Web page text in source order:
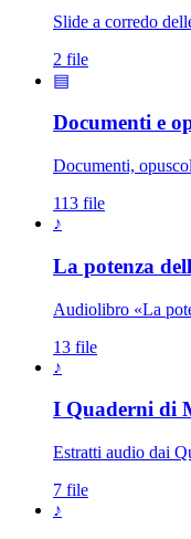
Slide a corredo
2 file
▤
Documenti e
Documenti,
113 file
♪
La potenza
Audiolibro «La
13 file
♪
I Quaderni di
Estratti audio dai
7 file
♪